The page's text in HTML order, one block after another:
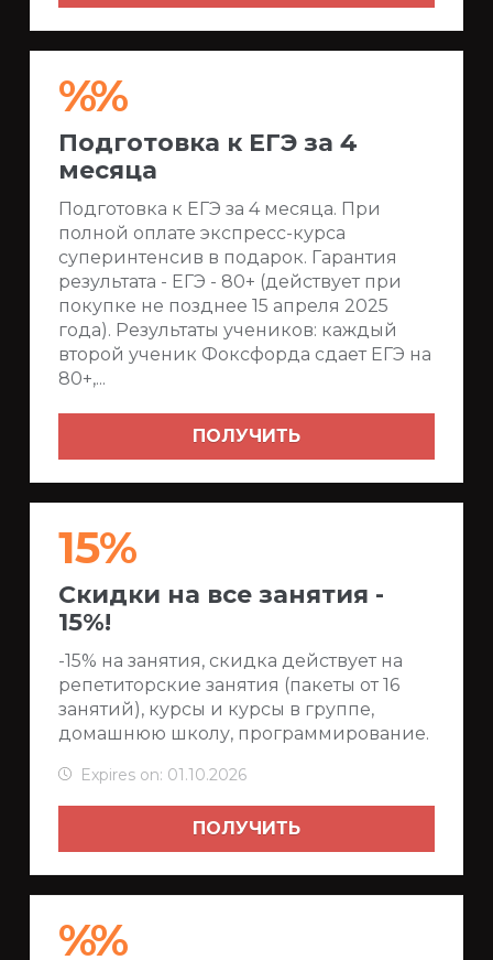
%%
Подготовка к ЕГЭ за 4
месяца
Подготовка к ЕГЭ за 4 месяца. При
полной оплате экспресс-курса
суперинтенсив в подарок. Гарантия
результата - ЕГЭ - 80+ (действует при
покупке не позднее 15 апреля 2025
года). Результаты учеников: каждый
второй ученик Фоксфорда сдает ЕГЭ на
80+,...
ПОЛУЧИТЬ
15%
Cкидки на все занятия -
15%!
-15% на занятия, скидка действует на
репетиторские занятия (пакеты от 16
занятий), курсы и курсы в группе,
домашнюю школу, программирование.
Expires on: 01.10.2026
ПОЛУЧИТЬ
%%